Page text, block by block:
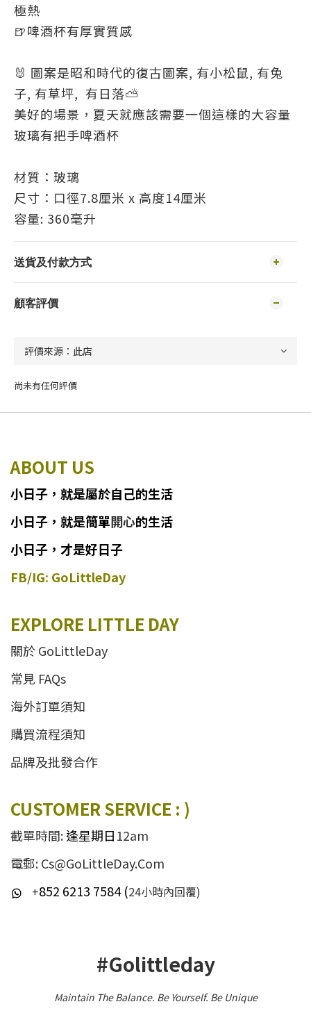
極熱
🍺啤酒杯有厚實質感
🐰 圖案是昭和時代的復古圖案, 有小松鼠, 有兔
子, 有草坪, 有日落⛅
美好的場景，夏天就應該需要一個這樣的大容量
玻璃有把手啤酒杯
材質：玻璃
尺寸：口徑7.8厘米 x 高度14厘米
容量: 360毫升
送貨及付款方式
顧客評價
尚未有任何評價
ABOUT US
小日子 ， 就是屬於自己的生活
小日子 ， 就是簡單開心的生活
小日子，才是好日子
FB/IG: GoLittleDay
EXPLORE LITTLE DAY
關於 GoLittleDay
常見 FAQs
海外訂單須知
購買流程須知
品牌及批發合作
CUSTOMER SERVICE : )
截單時間:逢星期日12am
電郵: Cs@GoLittleDay.Com
+852 6213 7584 (24小時內回覆)
#Golittleday
Maintain The Balance. Be Yourself.Be Unique